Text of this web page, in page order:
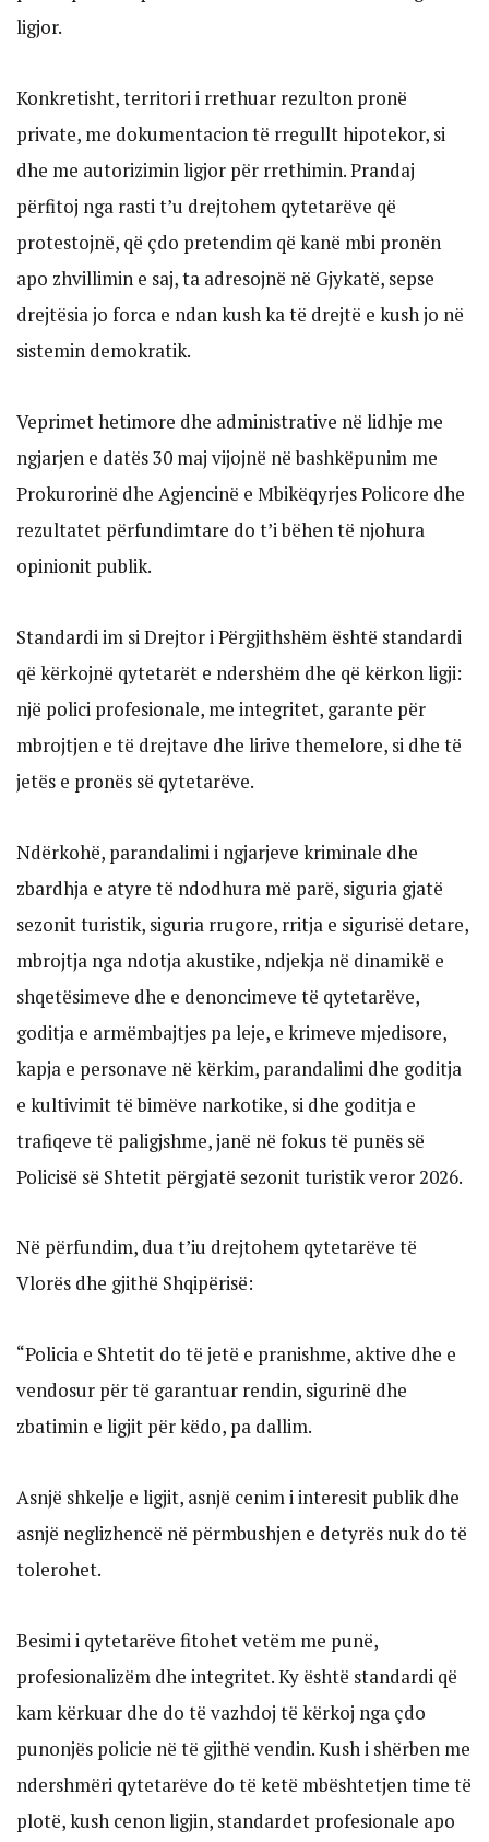
ligjor.
Konkretisht, territori i rrethuar rezulton pronë
private, me dokumentacion të rregullt hipotekor, si
dhe me autorizimin ligjor për rrethimin. Prandaj
përfitoj nga rasti t’u drejtohem qytetarëve që
protestojnë, që çdo pretendim që kanë mbi pronën
apo zhvillimin e saj, ta adresojnë në Gjykatë, sepse
drejtësia jo forca e ndan kush ka të drejtë e kush jo në
sistemin demokratik.
Veprimet hetimore dhe administrative në lidhje me
ngjarjen e datës 30 maj vijojnë në bashkëpunim me
Prokurorinë dhe Agjencinë e Mbikëqyrjes Policore dhe
rezultatet përfundimtare do t’i bëhen të njohura
opinionit publik.
Standardi im si Drejtor i Përgjithshëm është standardi
që kërkojnë qytetarët e ndershëm dhe që kërkon ligji:
një polici profesionale, me integritet, garante për
mbrojtjen e të drejtave dhe lirive themelore, si dhe të
jetës e pronës së qytetarëve.
Ndërkohë, parandalimi i ngjarjeve kriminale dhe
zbardhja e atyre të ndodhura më parë, siguria gjatë
sezonit turistik, siguria rrugore, rritja e sigurisë detare,
mbrojtja nga ndotja akustike, ndjekja në dinamikë e
shqetësimeve dhe e denoncimeve të qytetarëve,
goditja e armëmbajtjes pa leje, e krimeve mjedisore,
kapja e personave në kërkim, parandalimi dhe goditja
e kultivimit të bimëve narkotike, si dhe goditja e
trafiqeve të paligjshme, janë në fokus të punës së
Policisë së Shtetit përgjatë sezonit turistik veror 2026.
Në përfundim, dua t’iu drejtohem qytetarëve të
Vlorës dhe gjithë Shqipërisë:
“Policia e Shtetit do të jetë e pranishme, aktive dhe e
vendosur për të garantuar rendin, sigurinë dhe
zbatimin e ligjit për këdo, pa dallim.
Asnjë shkelje e ligjit, asnjë cenim i interesit publik dhe
asnjë neglizhencë në përmbushjen e detyrës nuk do të
tolerohet.
Besimi i qytetarëve fitohet vetëm me punë,
profesionalizëm dhe integritet. Ky është standardi që
kam kërkuar dhe do të vazhdoj të kërkoj nga çdo
punonjës policie në të gjithë vendin. Kush i shërben me
ndershmëri qytetarëve do të ketë mbështetjen time të
plotë, kush cenon ligjin, standardet profesionale apo